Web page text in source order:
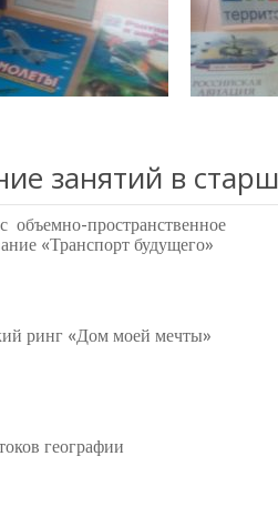
занятий в
объемно-пространственное
«Транспорт будущего»
ринг «Дом моей мечты»
географии